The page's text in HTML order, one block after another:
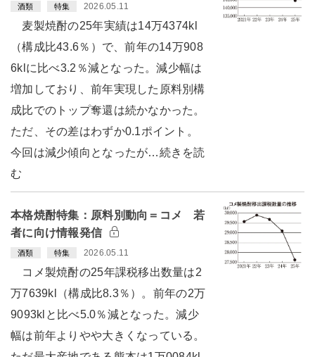
酒類 特集 2026.05.11
麦製焼酎の25年実績は14万4374kl
（構成比43.6％）で、前年の14万908
6klに比べ3.2％減となった。減少幅は
増加しており、前年実現した原料別構
成比でのトップ奪還は続かなかった。
ただ、その差はわずか0.1ポイント。
今回は減少傾向となったが…続きを読
む
本格焼酎特集：原料別動向＝コメ 若
者に向け情報発信
酒類 特集 2026.05.11
コメ製焼酎の25年課税移出数量は2
万7639kl（構成比8.3％）。前年の2万
9093klと比べ5.0％減となった。減少
幅は前年よりやや大きくなっている。